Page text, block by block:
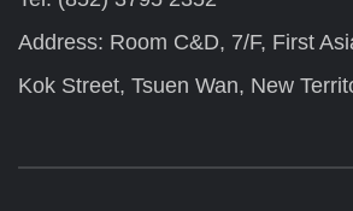
Address: Room C&D, 7/F, First
Kok Street, Tsuen Wan, New